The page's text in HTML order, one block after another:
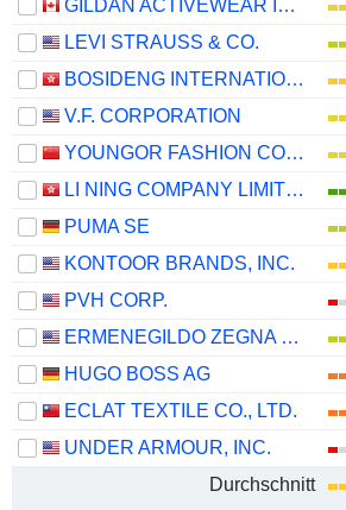
GILDAN ACTIVEWEAR INC.
LEVI STRAUSS & CO.
BOSIDENG INTERNATIONAL HOLDINGS LIMITED
V.F. CORPORATION
YOUNGOR FASHION CO., LTD.
LI NING COMPANY LIMITED
PUMA SE
KONTOOR BRANDS, INC.
PVH CORP.
ERMENEGILDO ZEGNA N.V.
HUGO BOSS AG
ECLAT TEXTILE CO., LTD.
UNDER ARMOUR, INC.
Durchschnitt